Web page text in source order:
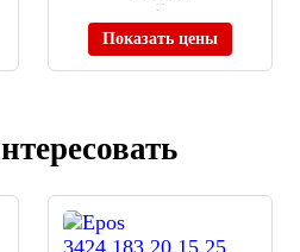
Показать цены